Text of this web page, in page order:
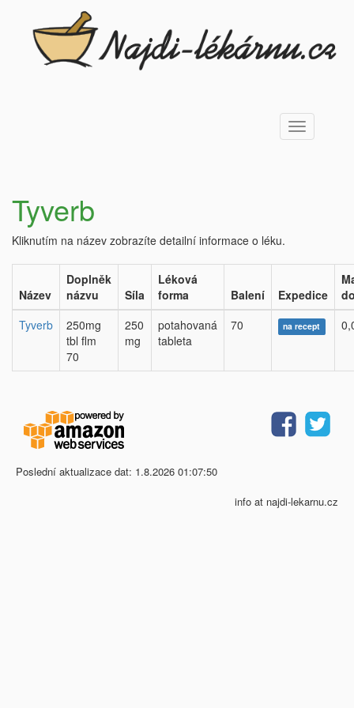
Toggle
navigation
Tyverb
Kliknutím na název zobrazíte detailní informace o léku.
Název
Doplněk
názvu
Síla
Léková
forma
Balení Expedice
Tyverb
250mg
tbl flm
70
250
mg
potahovaná
tableta
70 na recept
Poslední aktualizace dat: 1.8.2026 01:07:50
info at najdi-lekarnu.cz